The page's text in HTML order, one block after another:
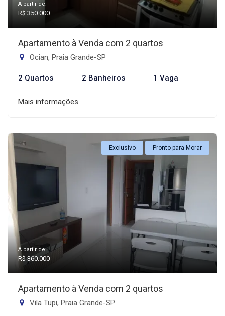
A partir de:
R$ 350.000
Apartamento à Venda com 2 quartos
Ocian, Praia Grande-SP
2 Quartos 2 Banheiros 1 Vaga
Mais informações
Exclusivo Pronto para Morar
A partir de:
R$ 360.000
Apartamento à Venda com 2 quartos
Vila Tupi, Praia Grande-SP